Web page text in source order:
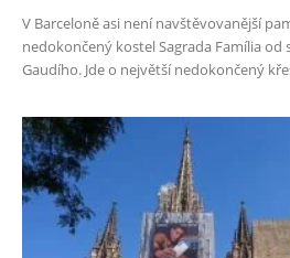
V Barceloně asi není navštěvovanější
nedokončený kostel Sagrada Família
Gaudího. Jde o největší nedokončený